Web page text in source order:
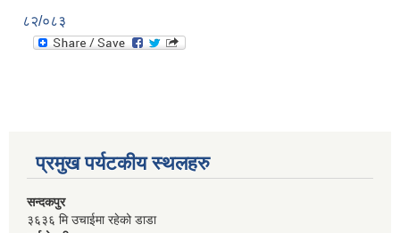
८२/०८३
प्रमुख पर्यटकीय स्थलहरु
सन्दकपुर
३६३६ मि उचाईमा रहेको डाडा